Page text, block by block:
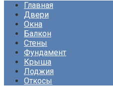
Главная
Двери
Окна
Балкон
Стены
Фундамент
Крыша
Лоджия
Откосы